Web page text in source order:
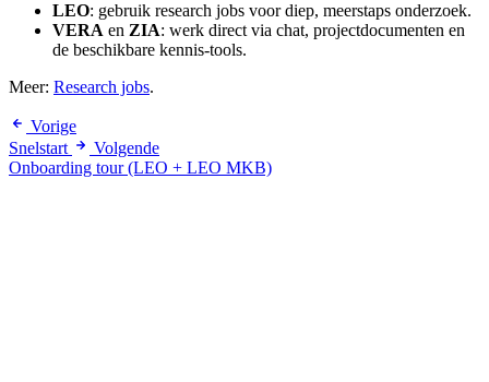
LEO: gebruik research jobs voor diep, meerstaps onderzoek.
VERA en ZIA: werk direct via chat, projectdocumenten en
de beschikbare kennis-tools.
Meer: Research jobs.
Vorige
Snelstart
Volgende
Onboarding tour (LEO + LEO MKB)